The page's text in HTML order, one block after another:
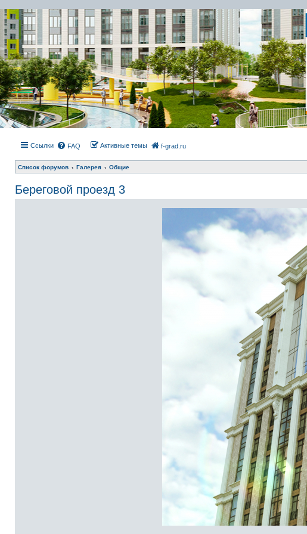
Ссылки FAQ Активные темы f-grad.ru
Список форумов Галерея Общие
Береговой проезд 3